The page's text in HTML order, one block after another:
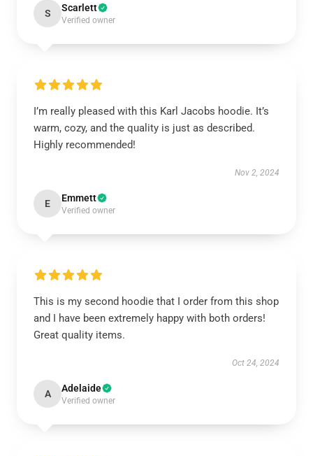
S Scarlett
Verified owner
I’m really pleased with this Karl Jacobs hoodie. It’s
warm, cozy, and the quality is just as described.
Highly recommended!
Nov 2, 2024
E Emmett
Verified owner
This is my second hoodie that I order from this shop
and I have been extremely happy with both orders!
Great quality items.
Oct 24, 2024
A Adelaide
Verified owner